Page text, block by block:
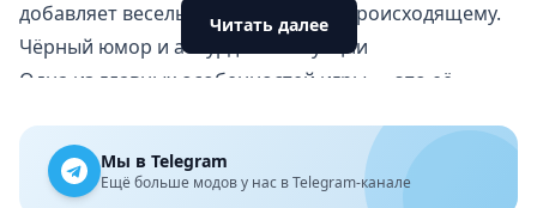
добавляет веселья и абсурдности происходящему.
Чёрный юмор и абсурдные ситуации
Одна из главных особенностей игры — это её
операция превращается в настоящий фарс, ведь
управление не всегда интуитивно понятное, а
Читать далее
Мы в Telegram
Ещё больше модов у нас в Telegram-канале